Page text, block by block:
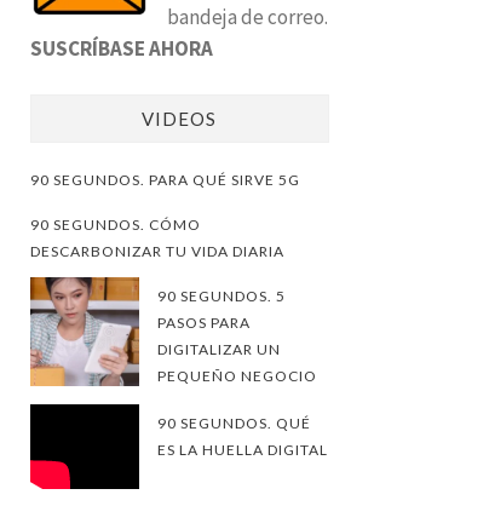
bandeja de correo.
SUSCRÍBASE AHORA
VIDEOS
90 SEGUNDOS. PARA QUÉ SIRVE 5G
90 SEGUNDOS. CÓMO
DESCARBONIZAR TU VIDA DIARIA
90 SEGUNDOS. 5
PASOS PARA
DIGITALIZAR UN
PEQUEÑO NEGOCIO
90 SEGUNDOS. QUÉ
ES LA HUELLA DIGITAL